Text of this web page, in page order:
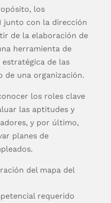
los
junto con la dirección
de la elaboración de
herramienta de
de las
de una organización.
los roles clave
las aptitudes y
y por último,
planes de
del mapa del
requerido